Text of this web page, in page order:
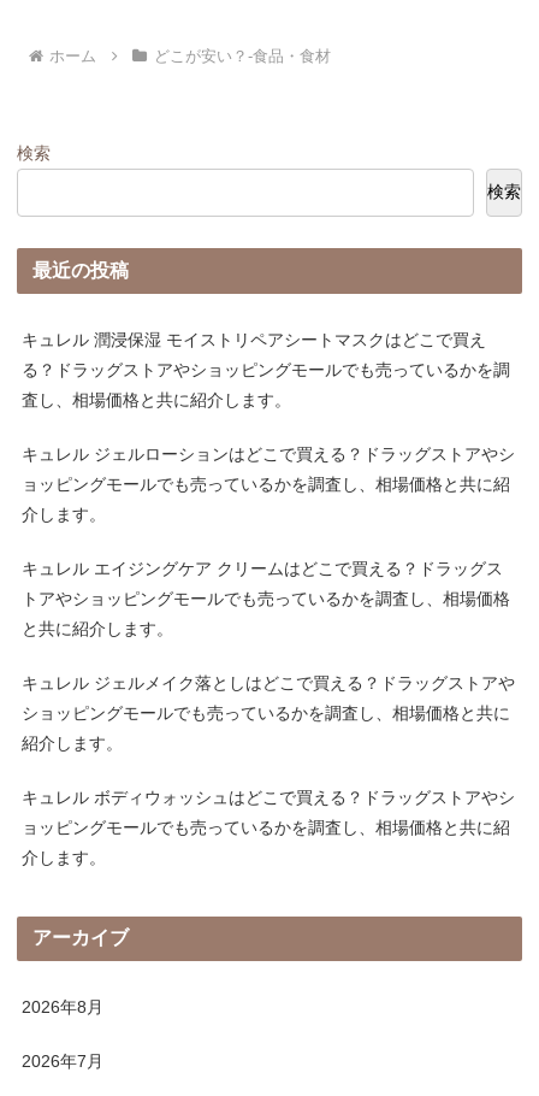
ホーム どこが安い？-食品・食材
検索
検索
最近の投稿
キュレル 潤浸保湿 モイストリペアシートマスクはどこで買え
る？ドラッグストアやショッピングモールでも売っているかを調
査し、相場価格と共に紹介します。
キュレル ジェルローションはどこで買える？ドラッグストアやシ
ョッピングモールでも売っているかを調査し、相場価格と共に紹
介します。
キュレル エイジングケア クリームはどこで買える？ドラッグス
トアやショッピングモールでも売っているかを調査し、相場価格
と共に紹介します。
キュレル ジェルメイク落としはどこで買える？ドラッグストアや
ショッピングモールでも売っているかを調査し、相場価格と共に
紹介します。
キュレル ボディウォッシュはどこで買える？ドラッグストアやシ
ョッピングモールでも売っているかを調査し、相場価格と共に紹
介します。
アーカイブ
2026年8月
2026年7月